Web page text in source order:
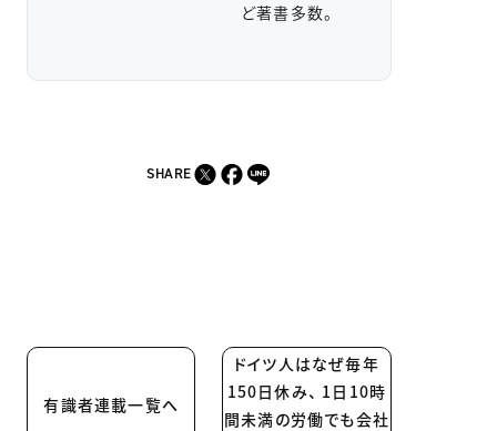
ど著書多数。
SHARE
有識者連載一覧へ
ドイツ人はなぜ毎年
150日休み、 1日10時
間未満の労働でも会社